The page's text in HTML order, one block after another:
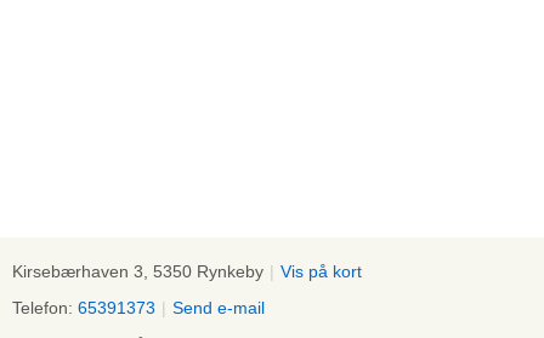
Kirsebærhaven 3, 5350 Rynkeby | Vis på kort
Telefon: 65391373 | Send e-mail